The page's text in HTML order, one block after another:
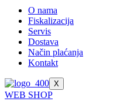
O nama
Fiskalizacija
Servis
Dostava
Način plaćanja
Kontakt
X
WEB SHOP